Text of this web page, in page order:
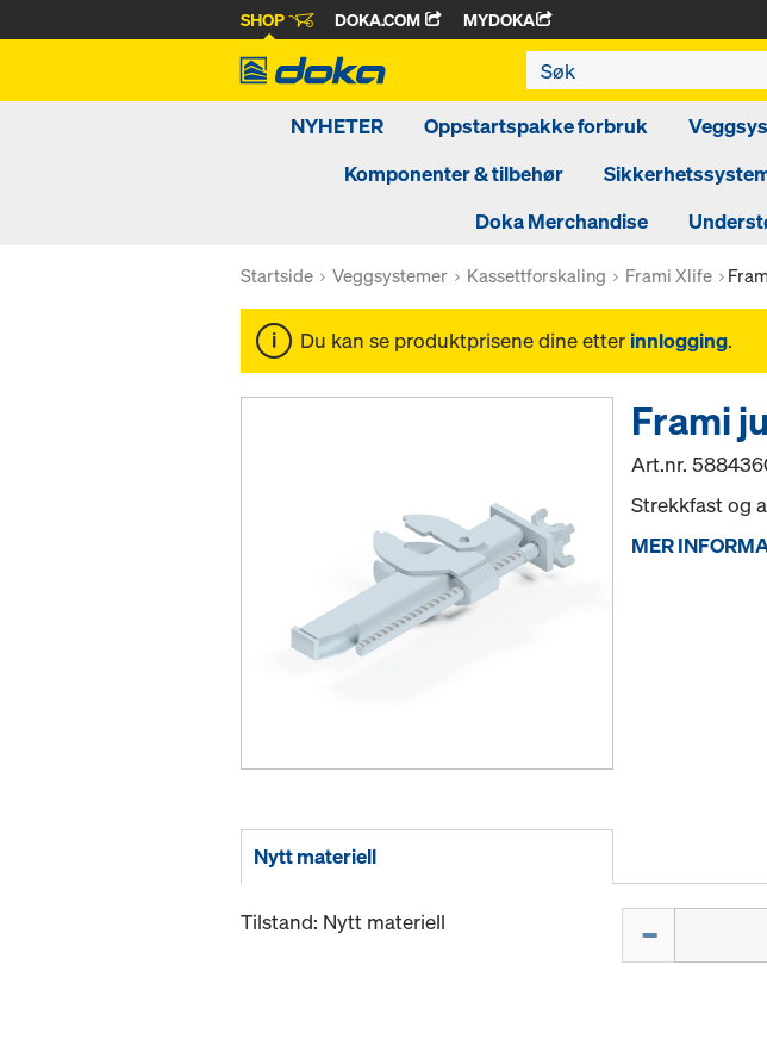
SHOP DOKA.COM MYDOKA
NYHETER Oppstartspakke forbruk
Komponenter & tilbehør
Doka Merchandise
Startside Veggsystemer Kassettforskaling Frami Xlife
Du kan se produktprisene dine etter innlogging.
Frami
Art.nr.
Strekkfast og
MER
Nytt materiell
Tilstand: Nytt materiell